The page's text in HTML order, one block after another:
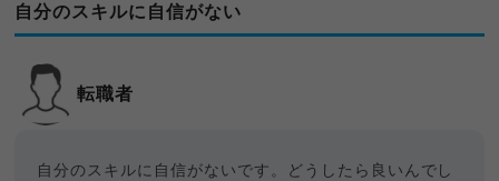
自分のスキルに自信がない
転職者
自分のスキルに自信がないです。どうしたら良いんでし